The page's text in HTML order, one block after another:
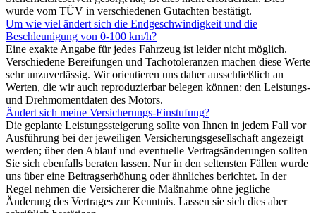
wurde vom TÜV in verschiedenen Gutachten bestätigt.
Um wie viel ändert sich die Endgeschwindigkeit und die
Beschleunigung von 0-100 km/h?
Eine exakte Angabe für jedes Fahrzeug ist leider nicht möglich.
Verschiedene Bereifungen und Tachotoleranzen machen diese Werte
sehr unzuverlässig. Wir orientieren uns daher ausschließlich an
Werten, die wir auch reproduzierbar belegen können: den Leistungs-
und Drehmomentdaten des Motors.
Ändert sich meine Versicherungs-Einstufung?
Die geplante Leistungssteigerung sollte von Ihnen in jedem Fall vor
Ausführung bei der jeweiligen Versicherungsgesellschaft angezeigt
werden; über den Ablauf und eventuelle Vertragsänderungen sollten
Sie sich ebenfalls beraten lassen. Nur in den seltensten Fällen wurde
uns über eine Beitragserhöhung oder ähnliches berichtet. In der
Regel nehmen die Versicherer die Maßnahme ohne jegliche
Änderung des Vertrages zur Kenntnis. Lassen sie sich dies aber